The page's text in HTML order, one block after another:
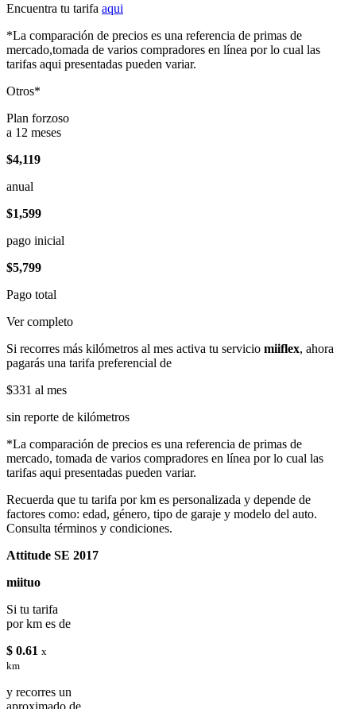
Encuentra tu tarifa aqui
*La comparación de precios es una referencia de primas de
mercado,tomada de varios compradores en línea por lo cual las
tarifas aqui presentadas pueden variar.
Otros*
Plan forzoso
a 12 meses
$4,119
anual
$1,599
pago inicial
$5,799
Pago total
Ver completo
Si recorres más kilómetros al mes activa tu servicio miiflex, ahora
pagarás una tarifa preferencial de
$331 al mes
sin reporte de kilómetros
*La comparación de precios es una referencia de primas de
mercado, tomada de varios compradores en línea por lo cual las
tarifas aqui presentadas pueden variar.
Recuerda que tu tarifa por km es personalizada y depende de
factores como: edad, género, tipo de garaje y modelo del auto.
Consulta términos y condiciones.
Attitude SE 2017
miituo
Si tu tarifa
por km es de
$ 0.61 x
km
y recorres un
aproximado de